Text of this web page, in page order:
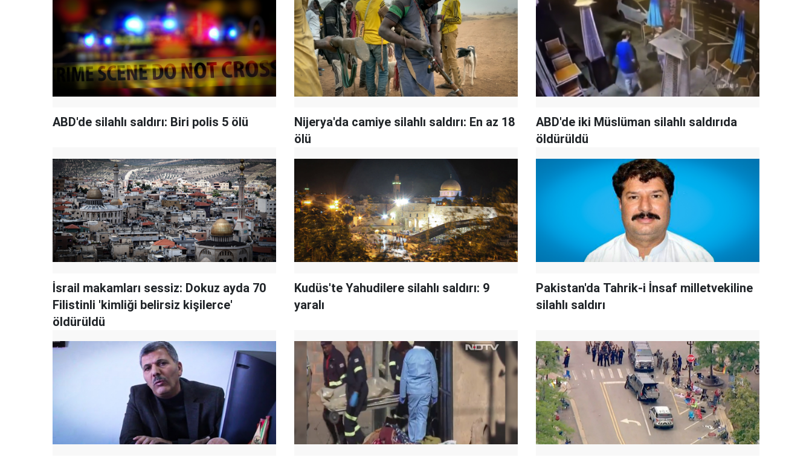
ABD'de silahlı saldırı: Biri polis 5 ölü
Nijerya'da camiye silahlı saldırı: En az 18
ölü
ABD'de iki Müslüman silahlı saldırıda
öldürüldü
İsrail makamları sessiz: Dokuz ayda 70
Filistinli 'kimliği belirsiz kişilerce'
öldürüldü
Kudüs'te Yahudilere silahlı saldırı: 9
yaralı
Pakistan'da Tahrik-i İnsaf milletvekiline
silahlı saldırı